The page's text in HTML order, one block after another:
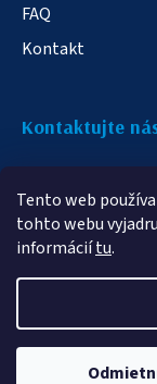
Tento web
tohto webu
informáciítu.
FAQ
Kontakt
Kontaktujte